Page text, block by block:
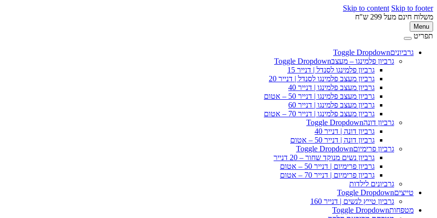
Skip to content Skip to footer
משלוח חינם מעל 299 ש"ח
Menu
תפריט
גרביוניםToggle Dropdown
גרביון פלמינגו – מעצבToggle Dropdown
גרביון פלמינגו לסנדל | דנייר 15
גרביון מעצב פלמינגו לסנדל | דנייר 20
גרביון מעצב פלמינגו | דנייר 40
גרביון מעצב פלמינגו | דנייר 50 – אטום
גרביון מעצב פלמינגו | דנייר 60
גרביון מעצב פלמינגו | דנייר 70 – אטום
גרביון דונהToggle Dropdown
גרביון דונה | דנייר 40
גרביון דונה | דנייר 50 – אטום
גרביון פרימיוםToggle Dropdown
גרביון נשים מנוקד שחור – 20 דנייר
גרביון פרימיום | דנייר 50 – אטום
גרביון פרימיום | דנייר 70 – אטום
גרביונים לילדות
טייציםToggle Dropdown
גרביון טייץ לנשים | דנייר 160
מטפחותToggle Dropdown